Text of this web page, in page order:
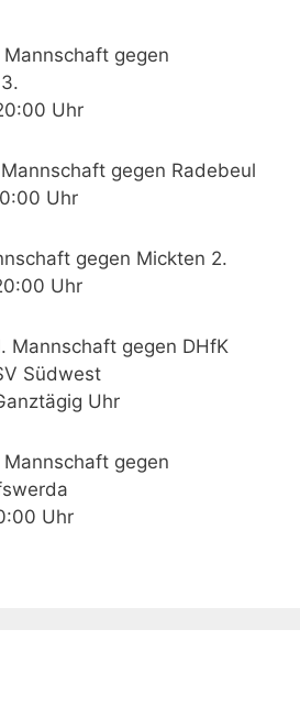
gegen
Uhr
gegen Radebeul
Uhr
gegen Mickten 2.
Uhr
Mannschaft gegen DHfK
Südwest
Uhr
gegen
Uhr